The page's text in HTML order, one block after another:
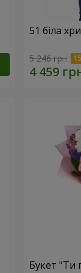
51 біла
5 246 грн
Букет "Ти